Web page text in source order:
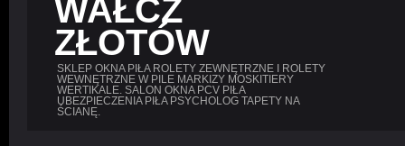
WAŁCZ
ZŁOTÓW
SKLEP OKNA PIŁA ROLETY ZEWNĘTRZNE I ROLETY
WEWNĘTRZNE W PILE MARKIZY MOSKITIERY
WERTIKALE. SALON OKNA PCV PIŁA
UBEZPIECZENIA PIŁA PSYCHOLOG TAPETY NA
ŚCIANĘ.